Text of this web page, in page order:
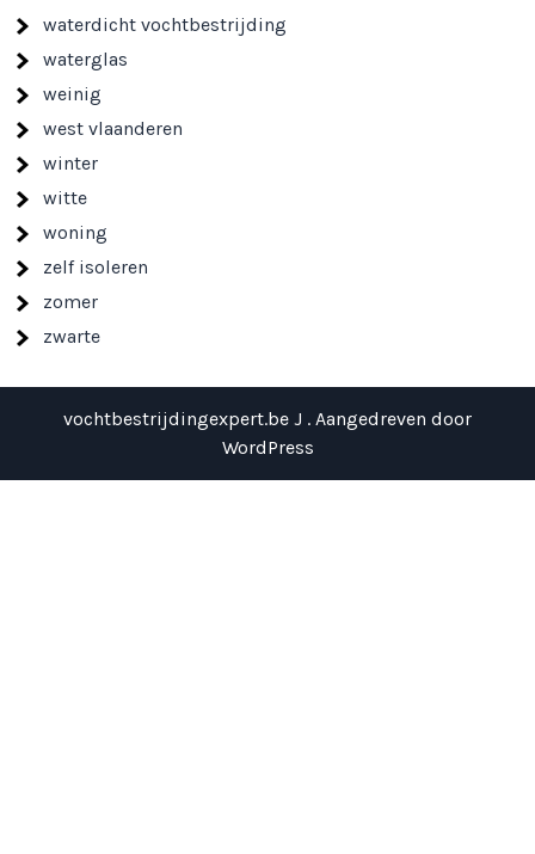
waterdicht vochtbestrijding
waterglas
weinig
west vlaanderen
winter
witte
woning
zelf isoleren
zomer
zwarte
vochtbestrijdingexpert.be J . Aangedreven door
WordPress